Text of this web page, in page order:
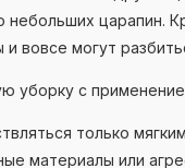
небольших царапин.
вовсе могут
уборку с
только
материалы или